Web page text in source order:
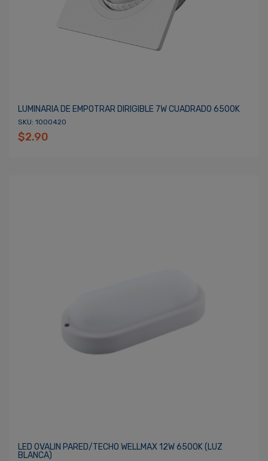
LUMINARIA DE EMPOTRAR DIRIGIBLE 7W CUADRADO 6500K
SKU: 1000420
$2.90
LED OVALIN PARED/TECHO WELLMAX 12W 6500K (LUZ
BLANCA)